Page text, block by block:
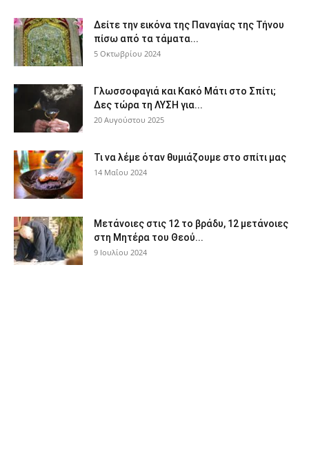
Δείτε την εικόνα της Παναγίας της Τήνου
πίσω από τα τάματα...
5 Οκτωβρίου 2024
Γλωσσοφαγιά και Κακό Μάτι στο Σπίτι;
Δες τώρα τη ΛΥΣΗ για...
20 Αυγούστου 2025
Τι να λέμε όταν θυμιάζουμε στο σπίτι μας
14 Μαΐου 2024
Μετάνοιες στις 12 το βράδυ, 12 μετάνοιες
στη Μητέρα του Θεού...
9 Ιουλίου 2024